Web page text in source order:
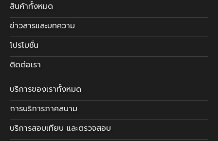
สินค้าทั้งหมด
ข่าวสารและบทความ
โปรโมชั่น
ติดต่อเรา
บริการของเราทั้งหมด
การบริการภาคสนาม
บริการสอบเทียบ และตรวจสอบ